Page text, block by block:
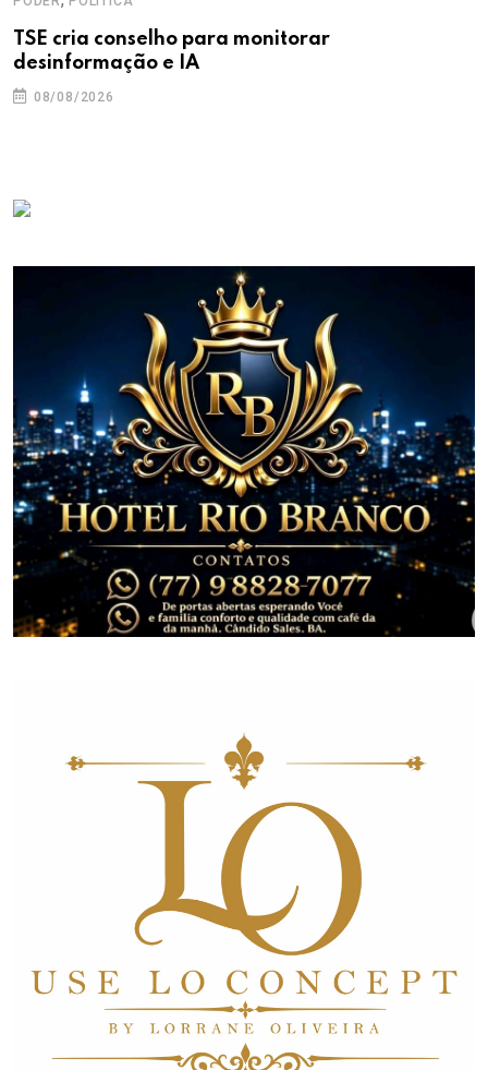
TSE cria conselho para monitorar
desinformação e IA
08/08/2026